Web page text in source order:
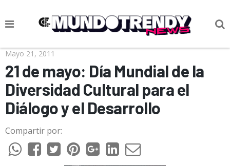
NOTICIAS
CULTURA POP
CIENCIA Y TECNOLOGÍA
VIDA
SOCIEDAD
CULTURIZANDO.COM
Mayo 21, 2011
21 de mayo: Día Mundial de la
Diversidad Cultural para el
Diálogo y el Desarrollo
Compartir por: